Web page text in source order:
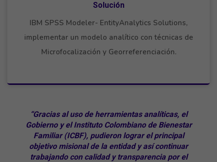
Solución
IBM SPSS Modeler- EntityAnalytics Solutions,
implementar un modelo analítico con técnicas de
Microfocalización y Georreferenciación.
“Gracias al uso deherramientas analíticas, el
Gobierno y el Instituto Colombiano de Bienestar
Familiar (ICBF), pudieron lograr el principal
objetivo misional de la entidad y así continuar
trabajando con calidad y transparencia por el